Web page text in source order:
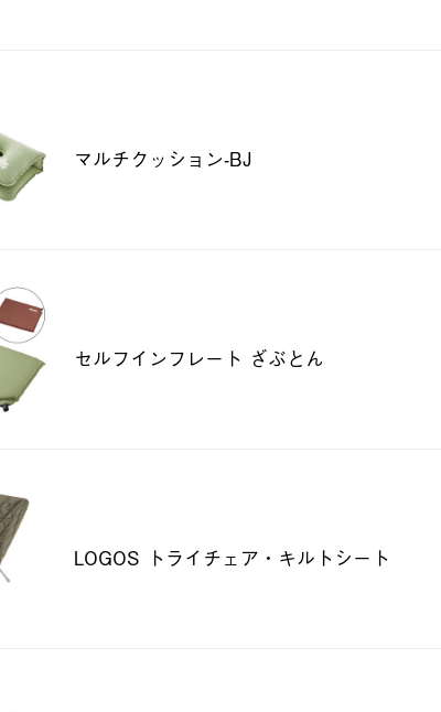
マルチクッション-BJ
セルフインフレート ざぶとん
LOGOS トライチェア・キルトシート